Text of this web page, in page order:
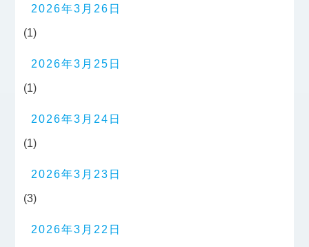
2026年3月26日
(1)
2026年3月25日
(1)
2026年3月24日
(1)
2026年3月23日
(3)
2026年3月22日